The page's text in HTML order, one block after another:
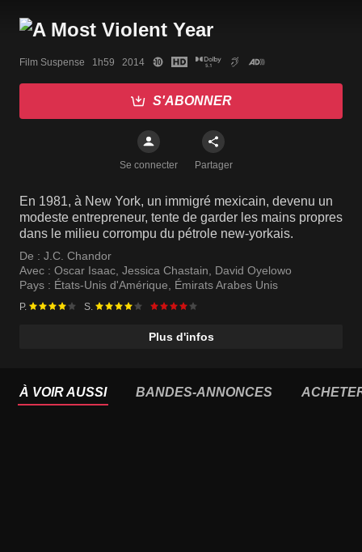
Film Suspense   1h59   2014
S'ABONNER
Se connecter Partager
En 1981, à New York, un immigré mexicain, devenu un
modeste entrepreneur, tente de garder les mains propres
dans le milieu corrompu du pétrole new-yorkais.
De : J.C. Chandor
Avec : Oscar Isaac, Jessica Chastain, David Oyelowo
Pays : États-Unis d'Amérique, Émirats Arabes Unis
P. S.
Plus d'infos
À VOIR AUSSI BANDES-ANNONCES